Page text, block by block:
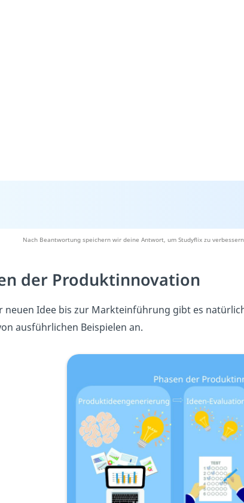
Nach Beantwortung speichern wir deine Antwort, um Studyflix zu
der Produktinnovation
neuen Idee bis zur Markteinführung gibt es
ausführlichen Beispielen an.